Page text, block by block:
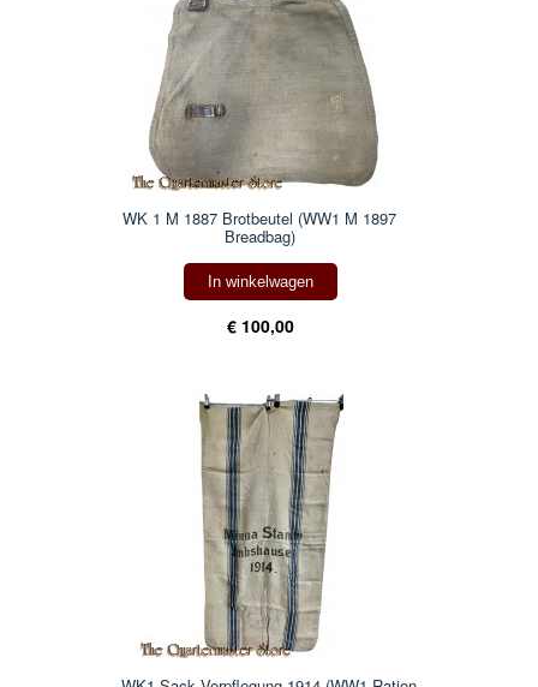
WK 1 M 1887 Brotbeutel (WW1 M 1897
Breadbag)
In winkelwagen
€ 100,00